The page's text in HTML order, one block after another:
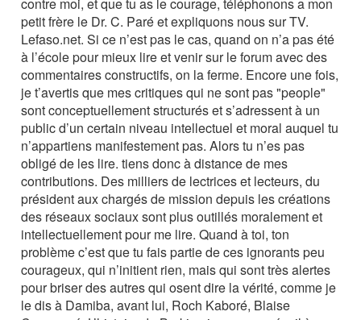
petit frère le Dr. C. Paré et expliquons nous sur TV.
Lefaso.net. Si ce n’est pas le cas, quand on n’a pas été
à l’école pour mieux lire et venir sur le forum avec des
commentaires constructifs, on la ferme. Encore une fois,
je t’avertis que mes critiques qui ne sont pas "people"
sont conceptuellement structurés et s’adressent à un
public d’un certain niveau intellectuel et moral auquel tu
n’appartiens manifestement pas. Alors tu n’es pas
obligé de les lire. tiens donc à distance de mes
contributions. Des milliers de lectrices et lecteurs, du
président aux chargés de mission depuis les créations
des réseaux sociaux sont plus outillés moralement et
intellectuellement pour me lire. Quand à toi, ton
problème c’est que tu fais partie de ces ignorants peu
courageux, qui n’initient rien, mais qui sont très alertes
pour briser des autres qui osent dire la vérité, comme je
le dis à Damiba, avant lui, Roch Kaboré, Blaise